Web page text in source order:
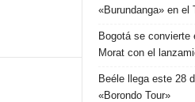
«Burundanga» en el
Bogotá se convierte
Morat con el
Beéle llega este 28
«Borondo Tour»